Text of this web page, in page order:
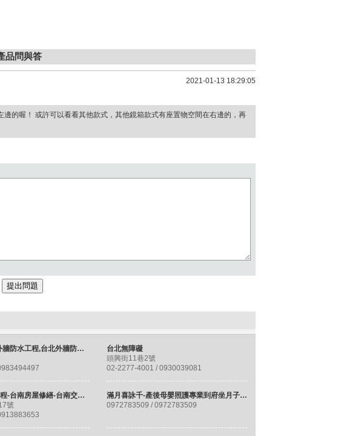
品問與答
2021-01-13 18:29:05
的喔！ 或許可以看看其他款式，其他鏡箱款式有座置物空間在右邊的，再
開鑫外牆防水-外牆防水工程,台北外牆防水工程
台北無障礙
頭興街11巷2號
02-2277-4001 / 0930039081
榮品房屋修繕工程-台南房屋修繕-台南交屋清潔-台南油漆粉刷
號
滿月喜詠千-產後母嬰照護專業到府坐月子服務/基隆坐月子保母/瑞芳推薦月嫂
0972783509 / 0972783509